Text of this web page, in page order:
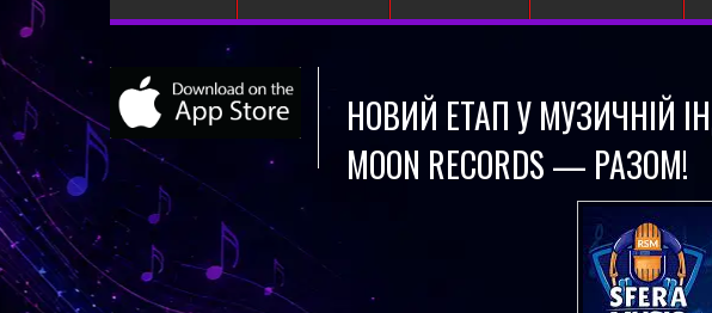
НОВИЙ ЕТАП У МУЗИЧНІЙ
MOON RECORDS — РАЗОМ!